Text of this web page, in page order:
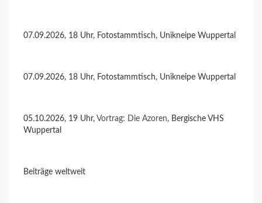
07.09.2026, 18 Uhr, Fotostammtisch, Unikneipe Wuppertal
07.09.2026, 18 Uhr, Fotostammtisch, Unikneipe Wuppertal
05.10.2026, 19 Uhr, Vortrag: Die Azoren, Bergische VHS
Wuppertal
Beiträge weltweit